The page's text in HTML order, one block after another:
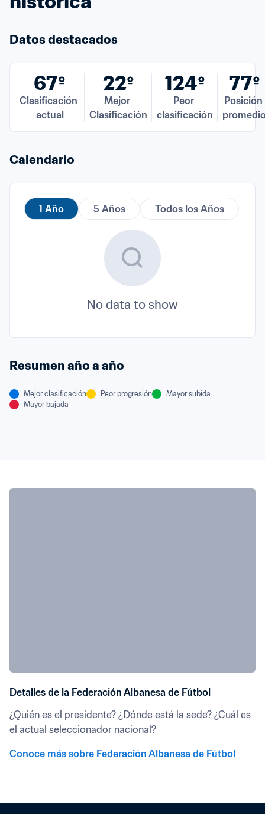
Datos destacados
67º
Clasificación
actual
22º
Mejor
Clasificación
124º
Peor
clasificación
77º
Posición
Calendario
1 Año 5 Años Todos los Años
No data to show
Resumen año a año
Mejor clasificación Peor progresión
Mayor subida
Mayor bajada
Detalles de la Federación Albanesa de Fútbol
¿Quién es el presidente? ¿Dónde está la sede? ¿Cuál es
el actual seleccionador nacional?
Conoce más sobre Federación Albanesa de Fútbol